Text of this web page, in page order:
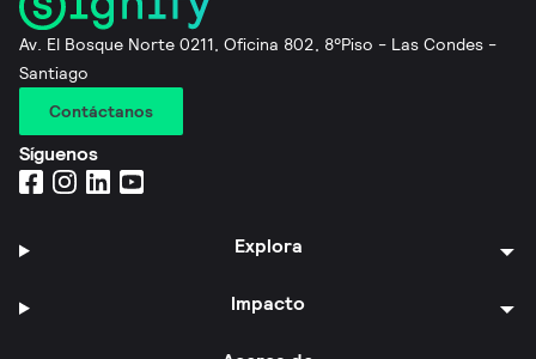
Av. El Bosque Norte 0211, Oficina 802, 8°Piso - Las Condes -
Santiago
Contáctanos
Síguenos
Explora
Impacto